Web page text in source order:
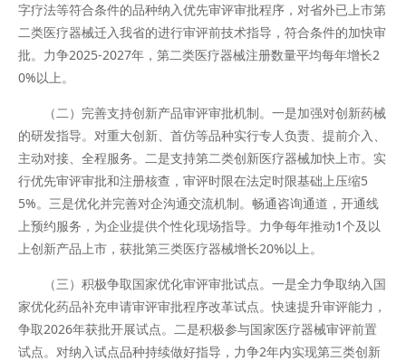
字疗法等符合条件的品种纳入优先审评审批程序，对省外已上市第
二类医疗器械迁入我省的进行审评前技术指导，符合条件的加快审
批。力争2025-2027年，第二类医疗器械注册数量平均每年增长2
0%以上。
（二）完善支持创新产品审评审批机制。一是加强对创新药械
的研发指导。对重大创新、首仿等品种实行专人负责、提前介入、
主动对接、全程服务。二是支持第二类创新医疗器械加快上市。实
行优先审评审批和注册核查，审评时限在法定时限基础上压缩5
5%。三是优化并完善对企沟通交流机制。畅通咨询通道，开通线
上预约服务，为企业提供个性化现场指导。力争每年推动1个及以
上创新产品上市，获批第三类医疗器械增长20%以上。
（三）积极争取国家优化审评审批试点。一是全力争取纳入国
家优化药品补充申请审评审批程序改革试点。快速提升审评能力，
争取2026年获批开展试点。二是积极参与国家医疗器械审评前置
试点。对纳入试点品种持续做好指导，力争2年内实现第三类创新